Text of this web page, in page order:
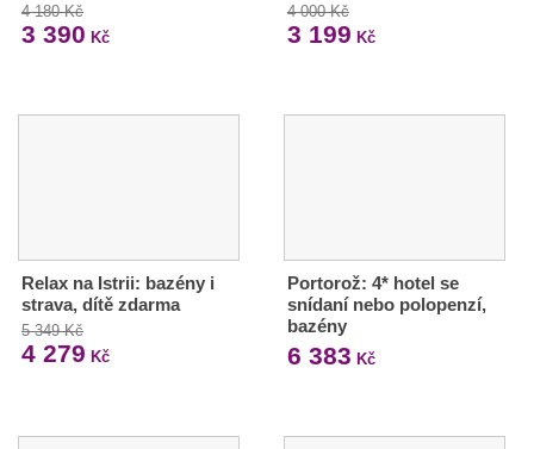
4 180 Kč
3 390 Kč
4 000 Kč
3 199 Kč
Relax na Istrii: bazény i
strava, dítě zdarma
5 349 Kč
4 279 Kč
Portorož: 4* hotel se
snídaní nebo polopenzí,
bazény
6 383 Kč